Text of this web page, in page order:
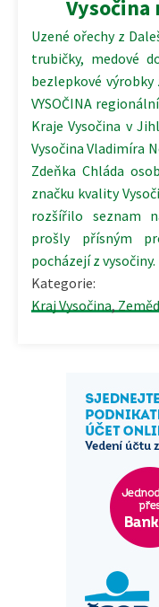
Uzené ořechy z
trubičky, medové
bezlepkové
VYSOČINA
Kraje Vysočina v
Vysočina Vladimíra
Zdeňka Chláda
značku kvality
rozšířilo seznam
prošly přísným
pocházejí z vysočiny.
Kategorie:
Kraj Vysočina,